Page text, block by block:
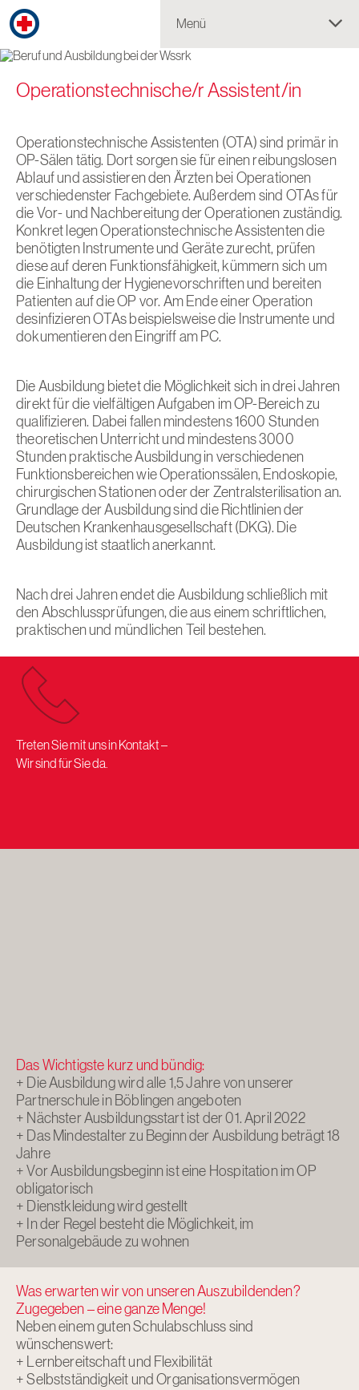
Menü
Operationstechnische/r Assistent/in
Operationstechnische Assistenten (OTA) sind primär in
OP-Sälen tätig. Dort sorgen sie für einen reibungslosen
Ablauf und assistieren den Ärzten bei Operationen
verschiedenster Fachgebiete. Außerdem sind OTAs für
die Vor- und Nachbereitung der Operationen zuständig.
Konkret legen Operationstechnische Assistenten die
benötigten Instrumente und Geräte zurecht, prüfen
diese auf deren Funktionsfähigkeit, kümmern sich um
die Einhaltung der Hygienevorschriften und bereiten
Patienten auf die OP vor. Am Ende einer Operation
desinfizieren OTAs beispielsweise die Instrumente und
dokumentieren den Eingriff am PC.
Die Ausbildung bietet die Möglichkeit sich in drei Jahren
direkt für die vielfältigen Aufgaben im OP-Bereich zu
qualifizieren. Dabei fallen mindestens 1600 Stunden
theoretischen Unterricht und mindestens 3000
Stunden praktische Ausbildung in verschiedenen
Funktionsbereichen wie Operationssälen, Endoskopie,
chirurgischen Stationen oder der Zentralsterilisation an.
Grundlage der Ausbildung sind die Richtlinien der
Deutschen Krankenhausgesellschaft (DKG). Die
Ausbildung ist staatlich anerkannt.
Nach drei Jahren endet die Ausbildung schließlich mit
den Abschlussprüfungen, die aus einem schriftlichen,
praktischen und mündlichen Teil bestehen.
Treten Sie mit uns in Kontakt –
Wir sind für Sie da.
Das Wichtigste kurz und bündig:
+ Die Ausbildung wird alle 1,5 Jahre von unserer
Partnerschule in Böblingen angeboten
+ Nächster Ausbildungsstart ist der 01. April 2022
+ Das Mindestalter zu Beginn der Ausbildung beträgt 18
Jahre
+ Vor Ausbildungsbeginn ist eine Hospitation im OP
obligatorisch
+ Dienstkleidung wird gestellt
+ In der Regel besteht die Möglichkeit, im
Personalgebäude zu wohnen
Was erwarten wir von unseren Auszubildenden?
Zugegeben – eine ganze Menge!
Neben einem guten Schulabschluss sind
wünschenswert:
+ Lernbereitschaft und Flexibilität
+ Selbstständigkeit und Organisationsvermögen